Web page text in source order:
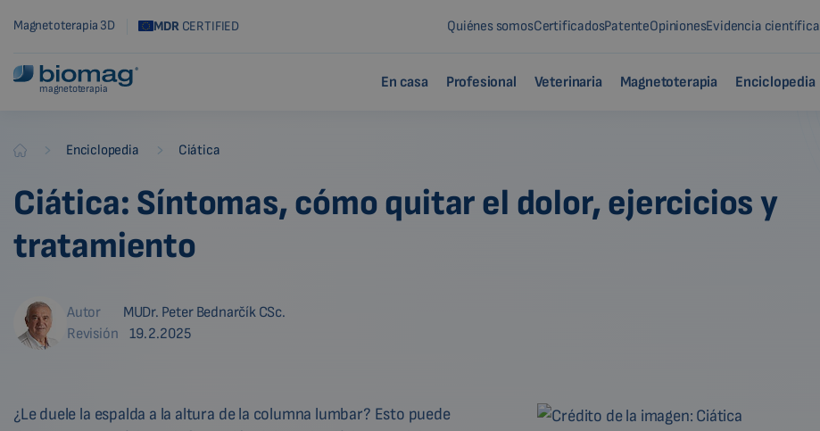
Magnetoterapia 3D MDRCERTIFIED Quiénes somosCertificadosPatenteOpinionesEvidencia científica
magnetoterapia En casa Profesional Veterinaria Magnetoterapia Enciclopedia
Biomag Enciclopedia Ciática
Ciática: Síntomas, cómo quitar el dolor, ejercicios y
tratamiento
Autor
MUDr. Peter Bednarčík CSc.
Revisión
19.2.2025
¿Le duele la espalda a la altura de la columna lumbar? Esto puede